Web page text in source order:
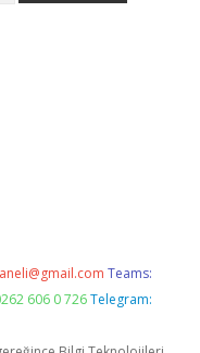
Teams:
606 0 726 Telegram: